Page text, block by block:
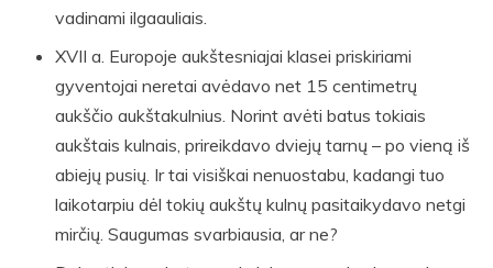
vadinami ilgaauliais.
XVII a. Europoje aukštesniajai klasei priskiriami
gyventojai neretai avėdavo net 15 centimetrų
aukščio aukštakulnius. Norint avėti batus tokiais
aukštais kulnais, prireikdavo dviejų tarnų – po vieną iš
abiejų pusių. Ir tai visiškai nenuostabu, kadangi tuo
laikotarpiu dėl tokių aukštų kulnų pasitaikydavo netgi
mirčių. Saugumas svarbiausia, ar ne?